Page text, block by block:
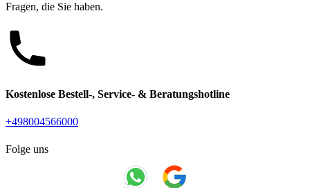
Fragen, die Sie haben.
Kostenlose Bestell-, Service- & Beratungshotline
+498004566000
Folge uns